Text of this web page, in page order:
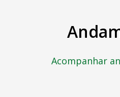
Acompanhar